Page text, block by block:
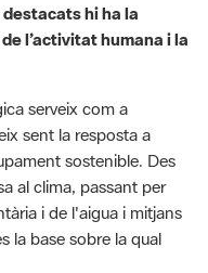
hi ha la
l’activitat humana i la
serveix com a
sent la resposta a
sostenible. Des
al clima, passant per
i de l'aigua i mitjans
la base sobre la qual